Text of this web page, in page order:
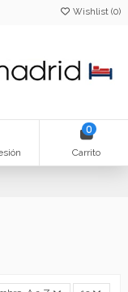
Wishlist (0)
0
Carrito